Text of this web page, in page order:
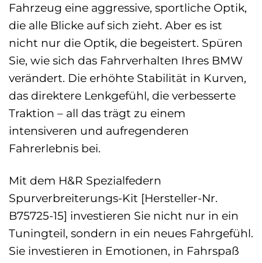
Fahrzeug eine aggressive, sportliche Optik,
die alle Blicke auf sich zieht. Aber es ist
nicht nur die Optik, die begeistert. Spüren
Sie, wie sich das Fahrverhalten Ihres BMW
verändert. Die erhöhte Stabilität in Kurven,
das direktere Lenkgefühl, die verbesserte
Traktion – all das trägt zu einem
intensiveren und aufregenderen
Fahrerlebnis bei.
Mit dem H&R Spezialfedern
Spurverbreiterungs-Kit [Hersteller-Nr.
B75725-15] investieren Sie nicht nur in ein
Tuningteil, sondern in ein neues Fahrgefühl.
Sie investieren in Emotionen, in Fahrspaß